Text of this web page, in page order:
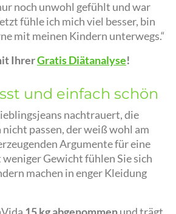
noch unwohl gefühlt und war
fühle ich mich viel besser, bin
mit meinen Kindern unterwegs.“
IhrerGratis Diätanalyse!
und einfach schön
nachtrauert, die
passen, der weiß wohl am
Argumente für eine
Gewicht fühlen Sie sich
machen in enger Kleidung